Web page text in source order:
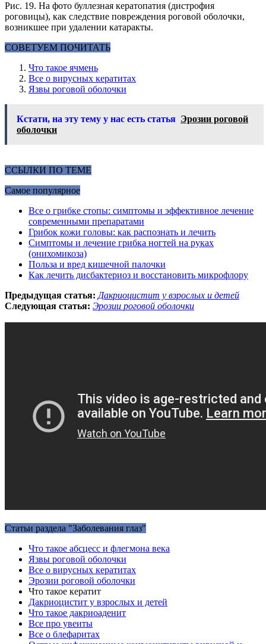
Рис. 19. На фото буллезная кератопатия (дистрофия
роговицы), как следствие повреждения роговой оболочки,
возникшее при удалении катаракты.
СОВЕТУЕМ ПОЧИТАТЬ
Что такое ячмень
Все о вирусных кератитах
Язвы роговой оболочки
Кстати, на эту тему у нас есть статья Эрозии роговой
оболочки
ССЫЛКИ ПО ТЕМЕ
Самое популярное
Все о грибке стопы: симптомы и эффективное лечение
современными препаратами
Грибок кожи головы: как распознать и лечить
Симптомы и лечение грибка ногтей на руках
(онихомикоза)
Польза и вред кишечной палочки
Как лечить дисбактериоз и восстановить микрофлору
Предыдущая статья: Дакриоцистит у взрослых и детей
Следующая статья: Эрозии роговой оболочки
Статьи раздела "Заболевания глаз"
Что такое абсцесс и флегмона века
Язвы роговой оболочки
Все о вирусных кератитах
Эрозии роговой оболочки
Что такое кератит
Дакриоцистит у взрослых и детей
Что такое дакриоаденит
Все про увеиты
Все о блефаритах